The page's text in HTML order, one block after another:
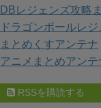
DBレジェンズ攻略
ドラゴンボールレ
まとめくすアンテナ
アニメまとめアンテ
RSSを購読する